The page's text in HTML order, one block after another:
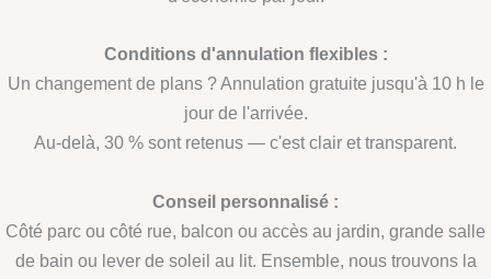
Conditions d'annulation flexibles :
Un changement de plans ? Annulation gratuite jusqu'à 10 h le
jour de l'arrivée.
Au-delà, 30 % sont retenus — c'est clair et transparent.
Conseil personnalisé :
Côté parc ou côté rue, balcon ou accès au jardin, grande salle
de bain ou lever de soleil au lit. Ensemble, nous trouvons la